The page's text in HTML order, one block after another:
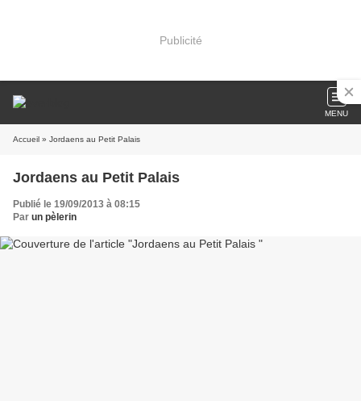
Publicité
MENU
Accueil » Jordaens au Petit Palais
Jordaens au Petit Palais
Publié le 19/09/2013 à 08:15
Par un pèlerin